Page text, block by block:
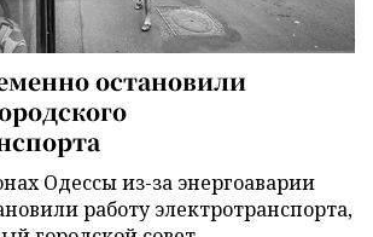
остановили
Одессы из-за энергоаварии
работу электротранспорта,